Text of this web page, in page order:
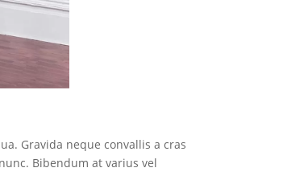
Gravida neque convallis a cras
Bibendum at varius vel